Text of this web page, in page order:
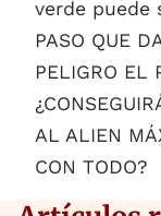
verde puede
PASO QUE
PELIGRO EL
AL ALIEN
CON TODO?